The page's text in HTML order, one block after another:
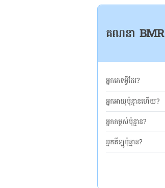
គណនា BMR
អ្នកភេទអ្វីដែរ?
អ្នកអាយុប៉ុន្មានហើយ?
អ្នកកម្ពស់ប៉ុន្មាន?
អ្នកគីឡូប៉ុន្មាន?